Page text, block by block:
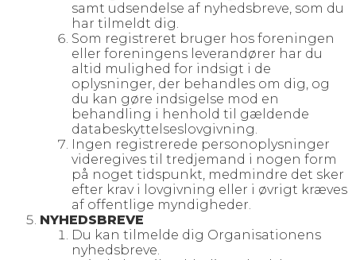
samt udsendelse af nyhedsbreve, som du
har tilmeldt dig.
Som registreret bruger hos foreningen
eller foreningens leverandører har du
altid mulighed for indsigt i de
oplysninger, der behandles om dig, og
du kan gøre indsigelse mod en
behandling i henhold til gældende
databeskyttelseslovgivning.
Ingen registrerede personoplysninger
videregives til tredjemand i nogen form
på noget tidspunkt, medmindre det sker
efter krav i lovgivning eller i øvrigt kræves
af offentlige myndigheder.
NYHEDSBREVE
Du kan tilmelde dig Organisationens
nyhedsbreve.